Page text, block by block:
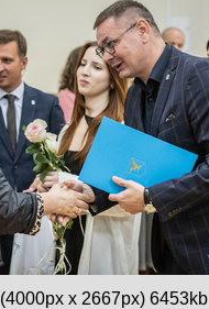
(4000px x 2667px) 6453kb